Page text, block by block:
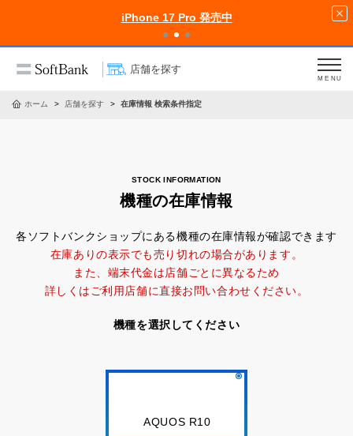
iPhone 17 Pro 発売中
店舗を探す
MENU
ホーム 店舗を探す 在庫情報 検索条件指定
機種の在庫情報
各ソフトバンクショップにある機種の在庫情報が確認できます
在庫ありの表示でも売り切れの場合があります。
また、端末代金は店舗ごとに異なるため
詳しくはご利用店舗に直接お問い合わせください。
機種を選択してください
AQUOS R10